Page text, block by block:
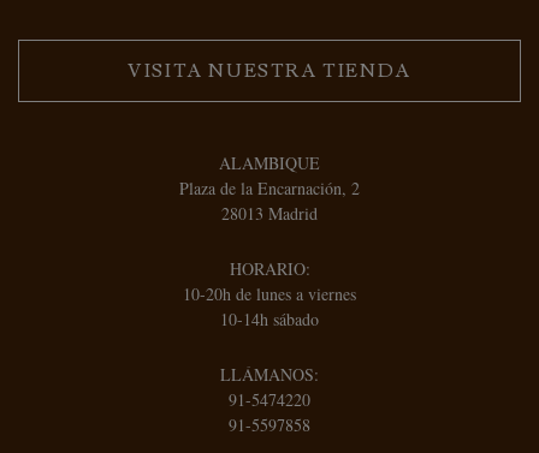
VISITA NUESTRA TIENDA
ALAMBIQUE
Plaza de la Encarnación, 2
28013 Madrid
HORARIO:
10-20h de lunes a viernes
10-14h sábado
LLÁMANOS:
91-5474220
91-5597858